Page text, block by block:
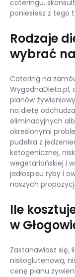
cateringu,
poniesiesz z tego
Rodzaje
wybrać
Catering na
WygodnaDieta.pl,
planów
na dietę
eliminacyjnych
określonymi
pudełka z
ketogenicznej,
wegetariańskiej i
jadłospisu ryby i
naszych
Ile
w
Zastanawiasz się,
niskoglutenową,
cenę planu